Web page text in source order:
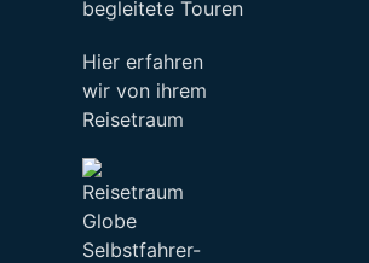
begleitete Touren
Hier erfahren
wir von ihrem
Reisetraum
Selbstfahrer-